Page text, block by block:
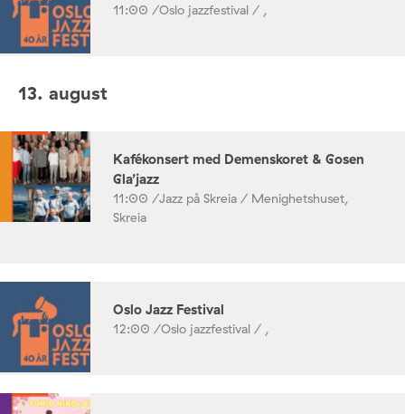
11:00 /Oslo jazzfestival / ,
13. august
Kafékonsert med Demenskoret & Gosen
Gla’jazz
11:00 /Jazz på Skreia / Menighetshuset,
Skreia
Oslo Jazz Festival
12:00 /Oslo jazzfestival / ,